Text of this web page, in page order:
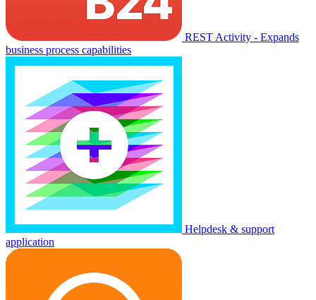
REST Activity - Expands
business process capabilities
Helpdesk & support
application